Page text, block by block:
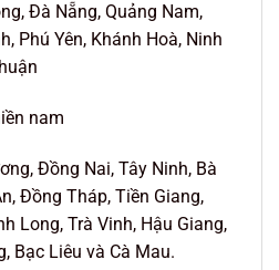
Đà Nẵng, Quảng Nam,
Phú Yên, Khánh Hoà, Ninh
nam
Đồng Nai, Tây Ninh, Bà
Đồng Tháp, Tiền Giang,
Long, Trà Vinh, Hậu Giang,
Bạc Liêu và Cà Mau.